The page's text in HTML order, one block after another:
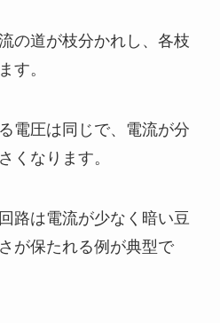
の道が枝分かれし、各枝
す。
電圧は同じで、電流が分
くなります。
路は電流が少なく暗い豆
が保たれる例が典型で